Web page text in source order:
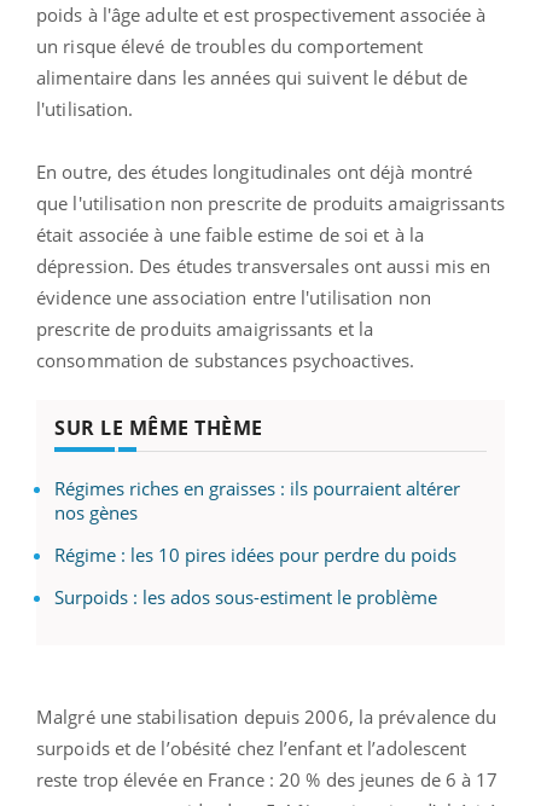
poids à l'âge adulte et est prospectivement associée à
un risque élevé de troubles du comportement
alimentaire dans les années qui suivent le début de
l'utilisation.
En outre, des études longitudinales ont déjà montré
que l'utilisation non prescrite de produits amaigrissants
était associée à une faible estime de soi et à la
dépression. Des études transversales ont aussi mis en
évidence une association entre l'utilisation non
prescrite de produits amaigrissants et la
consommation de substances psychoactives.
SUR LE MÊME THÈME
Régimes riches en graisses : ils pourraient altérer
nos gènes
Régime : les 10 pires idées pour perdre du poids
Surpoids : les ados sous-estiment le problème
Malgré une stabilisation depuis 2006, la prévalence du
surpoids et de l’obésité chez l’enfant et l’adolescent
reste trop élevée en France : 20 % des jeunes de 6 à 17